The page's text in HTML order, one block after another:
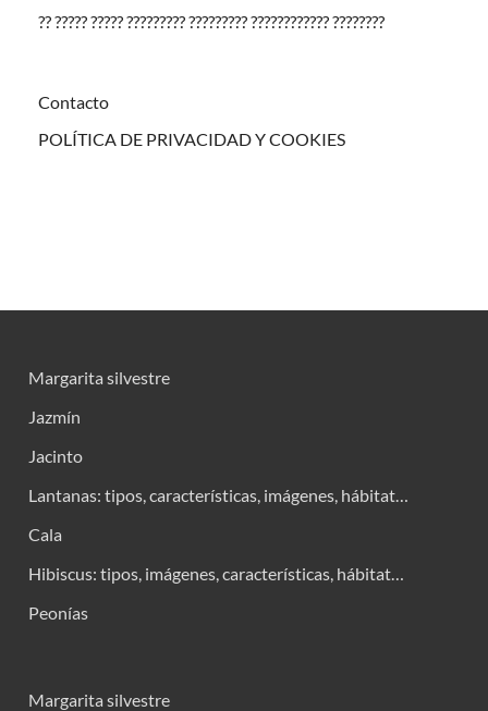
?? ????? ????? ????????? ????????? ???????????? ????????
Contacto
POLÍTICA DE PRIVACIDAD Y COOKIES
Margarita silvestre
Jazmín
Jacinto
Lantanas: tipos, características, imágenes, hábitat…
Cala
Hibiscus: tipos, imágenes, características, hábitat…
Peonías
Margarita silvestre